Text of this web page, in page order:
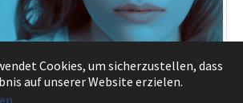
Cookies, um sicherzustellen, dass
auf unserer Website erzielen.
sondern eine Lüge ist: Polizei NRW